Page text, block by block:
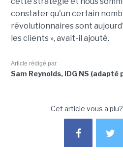
constater qu'un certain
révolutionnaires sont
les clients », avait-il ajouté.
Article rédigé par
Sam Reynolds, IDG NS (adapté
Cet article vous a plu?